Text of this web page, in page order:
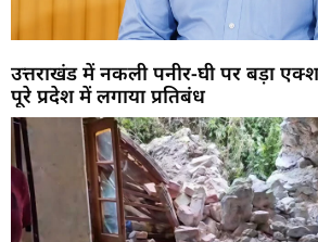
उत्तराखंड में नकली पनीर-घी पर बड़ा
पूरे प्रदेश में लगाया प्रतिबंध